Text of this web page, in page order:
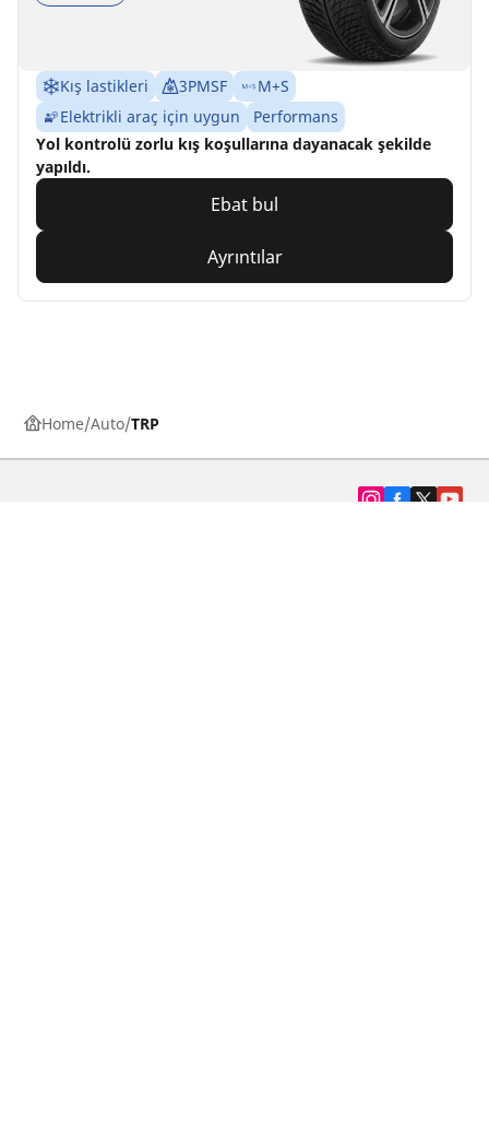
Kış lastikleri 3PMSF
M+S
Elektrikli araç için uygun
Performans
Yol kontrolü zorlu kış koşullarına dayanacak şekilde
yapıldı.
Ebat bul
Ayrıntılar
Home Auto TRP